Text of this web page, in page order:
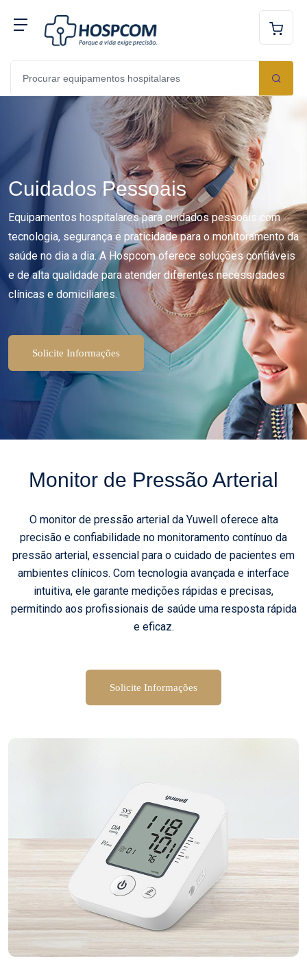
Cuidados Pessoais
Equipamentos hospitalares para cuidados pessoais com
tecnologia, segurança e praticidade para o monitoramento da
saúde no dia a dia. A Hospcom oferece soluções confiáveis
e de alta qualidade para atender diferentes necessidades
clínicas e domiciliares.
Solicite Informações
Monitor de Pressão Arterial
O monitor de pressão arterial da Yuwell oferece alta
precisão e confiabilidade no monitoramento contínuo da
pressão arterial, essencial para o cuidado de pacientes em
ambientes clínicos. Com tecnologia avançada e interface
intuitiva, ele garante medições rápidas e precisas,
permitindo aos profissionais de saúde uma resposta rápida
e eficaz.
Solicite Informações